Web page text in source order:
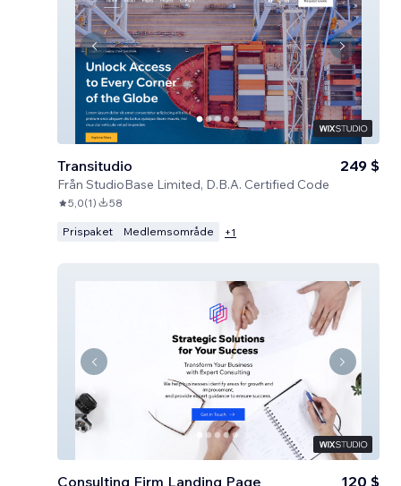
Transitudio
Från StudioBase Limited, D.B.A. Certified Code
249 $
5,0(1) 58
Prispaket Medlemsområde +1
Consulting Firm Landing Page 120 $